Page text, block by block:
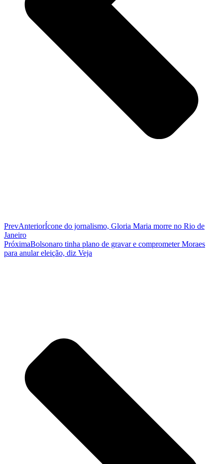
PrevAnteriorÍcone do jornalismo, Gloria Maria morre no Rio de
Janeiro
PróximaBolsonaro tinha plano de gravar e comprometer Moraes
para anular eleição, diz Veja